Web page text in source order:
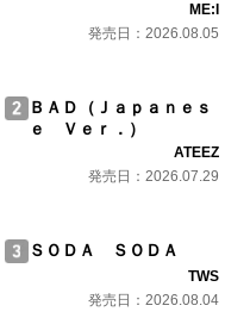
ME:I
発売日：2026.08.05
ＢＡＤ（Ｊａｐａｎｅｓ
ｅ Ｖｅｒ．）
ATEEZ
発売日：2026.07.29
ＳＯＤＡ ＳＯＤＡ
TWS
発売日：2026.08.04